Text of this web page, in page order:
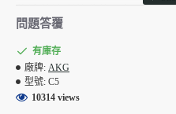
問題答覆
有庫存
廠牌: AKG
型號: C5
10314 views